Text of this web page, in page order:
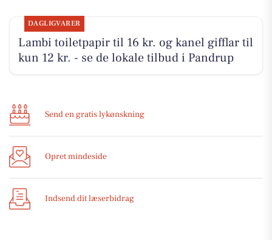
DAGLIGVARER
Lambi toiletpapir til 16 kr. og kanel gifflar til
kun 12 kr. - se de lokale tilbud i Pandrup
Send en gratis lykønskning
Opret mindeside
Indsend dit læserbidrag